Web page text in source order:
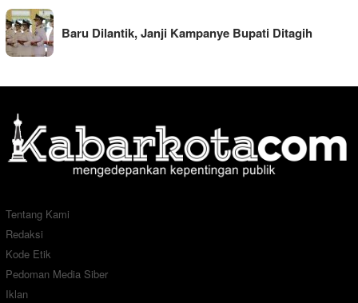
Baru Dilantik, Janji Kampanye Bupati Ditagih
Tentang Kami
Redaksi
Kode Etik
Pedoman Media Siber
Iklan